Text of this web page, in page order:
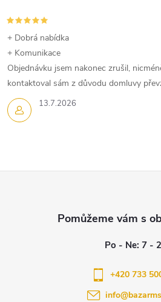
13.7.2026
+ Dobrá nabídka
+ Komunikace
Objednávku jsem nakonec zrušil,
kontaktoval sám z důvodu domluvy
info@
+420 733